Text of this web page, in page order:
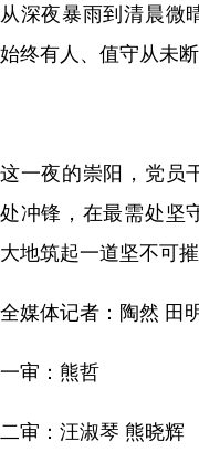
从深夜暴雨到清晨微
始终有人、值守从未断
这一夜的崇阳，党员
处冲锋，在最需处坚
大地筑起一道坚不可
全媒体记者：陶然 田
一审：熊哲
二审：汪淑琴 熊晓辉